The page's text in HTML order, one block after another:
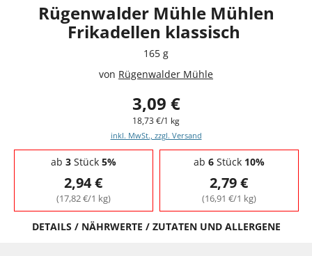
Rügenwalder Mühle Mühlen
Frikadellen klassisch
165 g
von Rügenwalder Mühle
3,09 €
18,73 €/1 kg
inkl. MwSt., zzgl. Versand
Staffelpreise - Mengenrabatt
ab 3Stück 5%
2,94 €
(17,82 €/1 kg)
ab 6Stück 10%
2,79 €
(16,91 €/1 kg)
DETAILS / NÄHRWERTE / ZUTATEN UND ALLERGENE